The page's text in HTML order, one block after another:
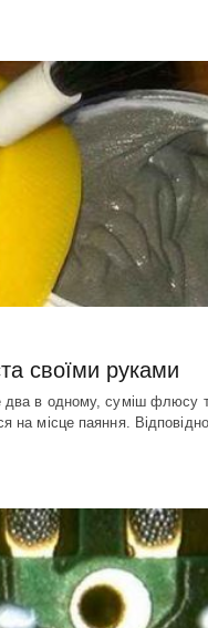
своїми руками
два в одному, суміш флюсу
на місце паяння.